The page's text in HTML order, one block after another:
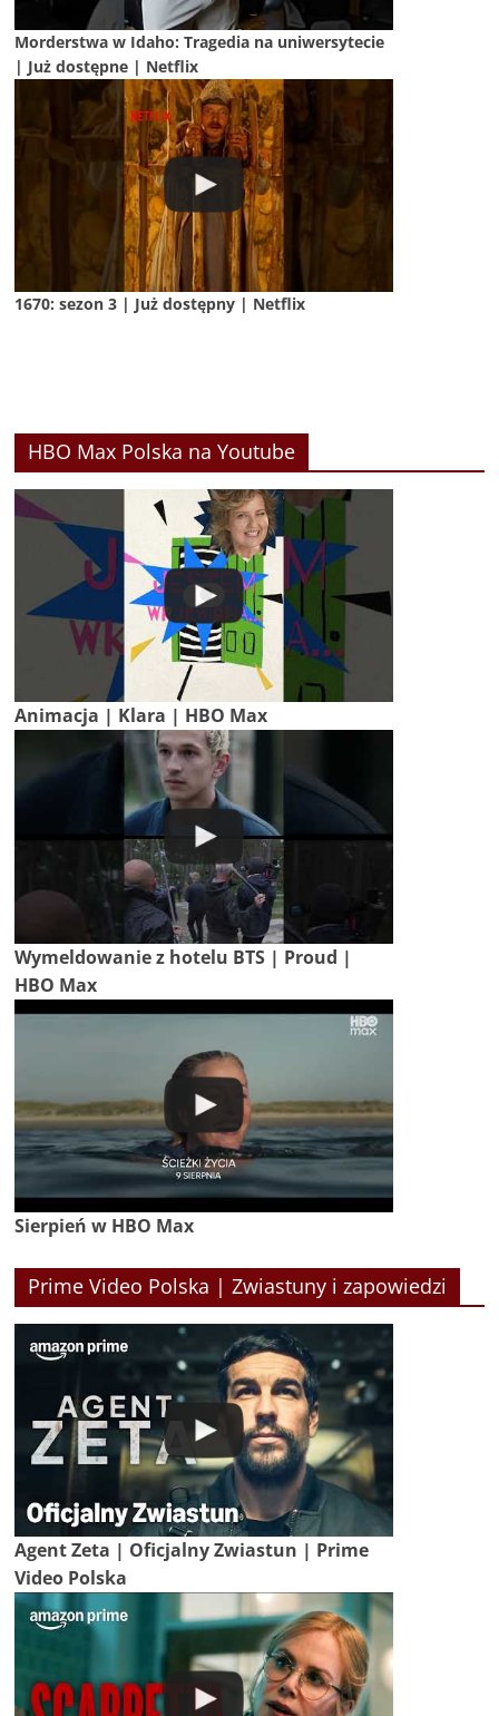
Morderstwa w Idaho: Tragedia na uniwersytecie
| Już dostępne | Netflix
1670: sezon 3 | Już dostępny | Netflix
HBO Max Polska na Youtube
Animacja | Klara | HBO Max
Wymeldowanie z hotelu BTS | Proud |
HBO Max
Sierpień w HBO Max
Prime Video Polska | Zwiastuny i zapowiedzi
Agent Zeta | Oficjalny Zwiastun | Prime
Video Polska